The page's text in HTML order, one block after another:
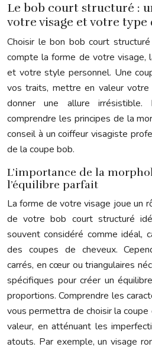
Le bob court structuré :
votre visage et votre type
Choisir le bon bob court
compte la forme de votre visage,
et votre style personnel. Une
vos traits, mettre en valeur
donner une allure
comprendre les principes de la
conseil à un coiffeur visagiste
de la coupe bob.
L’importance de la
l’équilibre parfait
La forme de votre visage joue un
de votre bob court structuré
souvent considéré comme idéal,
des coupes de cheveux.
carrés, en cœur ou triangulaires
spécifiques pour créer un
proportions. Comprendre les
vous permettra de choisir la
valeur, en atténuant les
atouts. Par exemple, un visage